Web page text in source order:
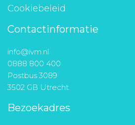
Cookiebeleid
Contactinformatie
info@ivm.nl
0888 800 400
Postbus 3089
3502 GB Utrecht
Bezoekadres